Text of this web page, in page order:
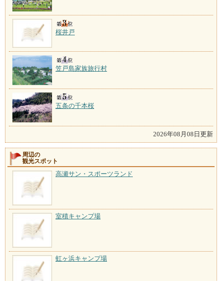
桜井戸
笠戸島家族旅行村
五条の千本桜
2026年08月08日更新
周辺の
観光スポット
高瀬サン・スポーツランド
室積キャンプ場
虹ヶ浜キャンプ場